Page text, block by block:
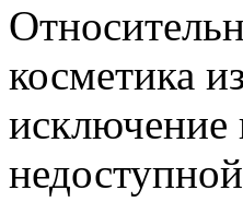
косметика
исключение